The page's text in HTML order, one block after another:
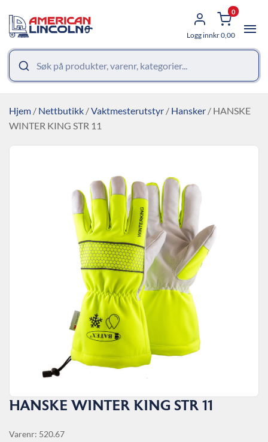
Logg inn
0
kr0,00
Hjem / Nettbutikk /Vaktmesterutstyr / Hansker / HANSKE
WINTER KING STR 11
HANSKE WINTER KING STR 11
Varenr: 520.67